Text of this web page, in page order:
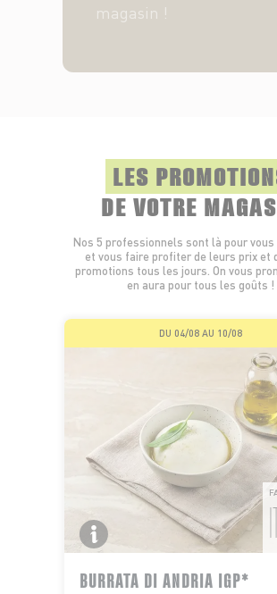
magasin !
LES
DE VOTRE
Nos 5 professionnels sont là pour
et vous faire profiter de leurs prix et
promotions tous les jours. On vous
en aura pour tous les goûts !
DU 04/08 AU 10/08
BURRATA DI ANDRIA IGP*